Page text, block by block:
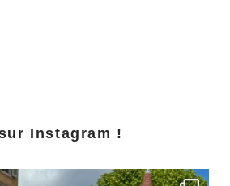
Instagram !